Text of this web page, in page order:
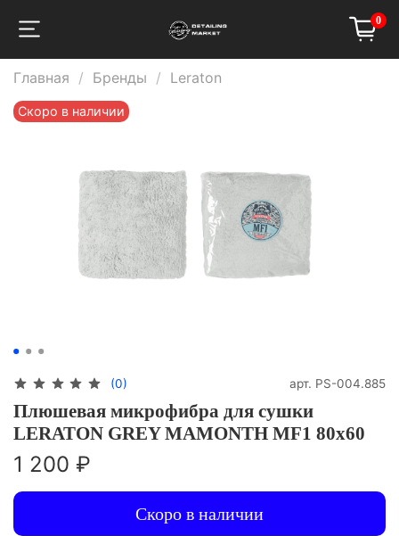
0
Главная Бренды Leraton
Скоро в наличии
(0) арт. PS-004.885
Плюшевая микрофибра для сушки
LERATON GREY MAMONTH MF1 80x60
1 200 ₽
Скоро в наличии